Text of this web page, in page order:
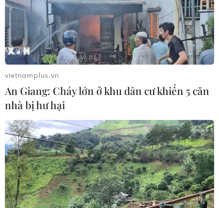
vietnamplus.vn
An Giang: Cháy lớn ở khu dân cư khiến 5 căn
nhà bị hư hại